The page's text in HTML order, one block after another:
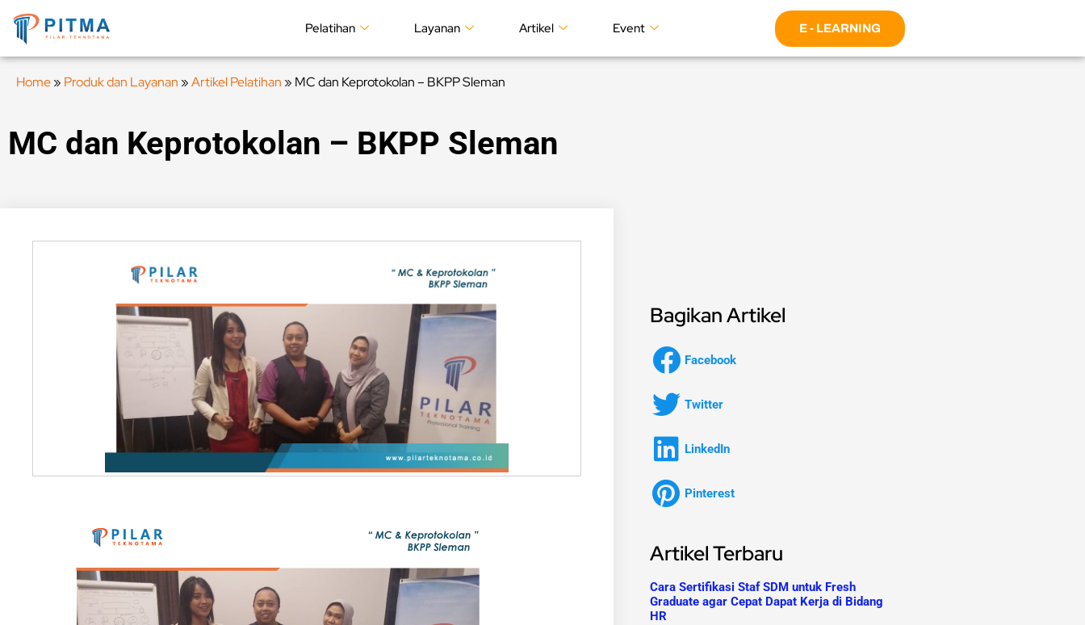
Pelatihan Layanan Artikel Event E - LEARNING
Home» Produk dan Layanan »Artikel Pelatihan » MC dan Keprotokolan – BKPP Sleman
MC dan Keprotokolan – BKPP Sleman
Bagikan Artikel
Facebook
Twitter
LinkedIn
Pinterest
Artikel Terbaru
Cara Sertifikasi Staf SDM untuk Fresh
Graduate agar Cepat Dapat Kerja di Bidang
HR